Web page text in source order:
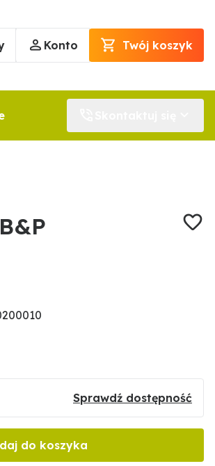
Konto Twój koszyk
Sprawdź dostępność
do koszyka